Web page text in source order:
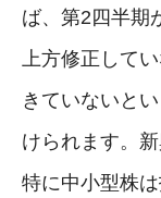
ば、第2四半期
上方修正して
きていないと
けられます。
特に中小型株